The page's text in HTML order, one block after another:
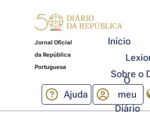
Jornal Oficial
da República
Portuguesa
Início
Sobre o
Ajuda
O
meu
Diário